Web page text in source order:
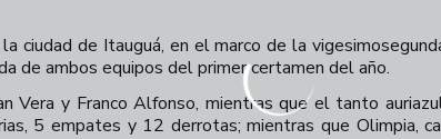
ciudad de Itauguá, en el marco de la
de ambos equipos del primer certamen del año.
Vera y Franco Alfonso, mientras que el tanto
5 empates y 12 derrotas; mientras que Olimpia,